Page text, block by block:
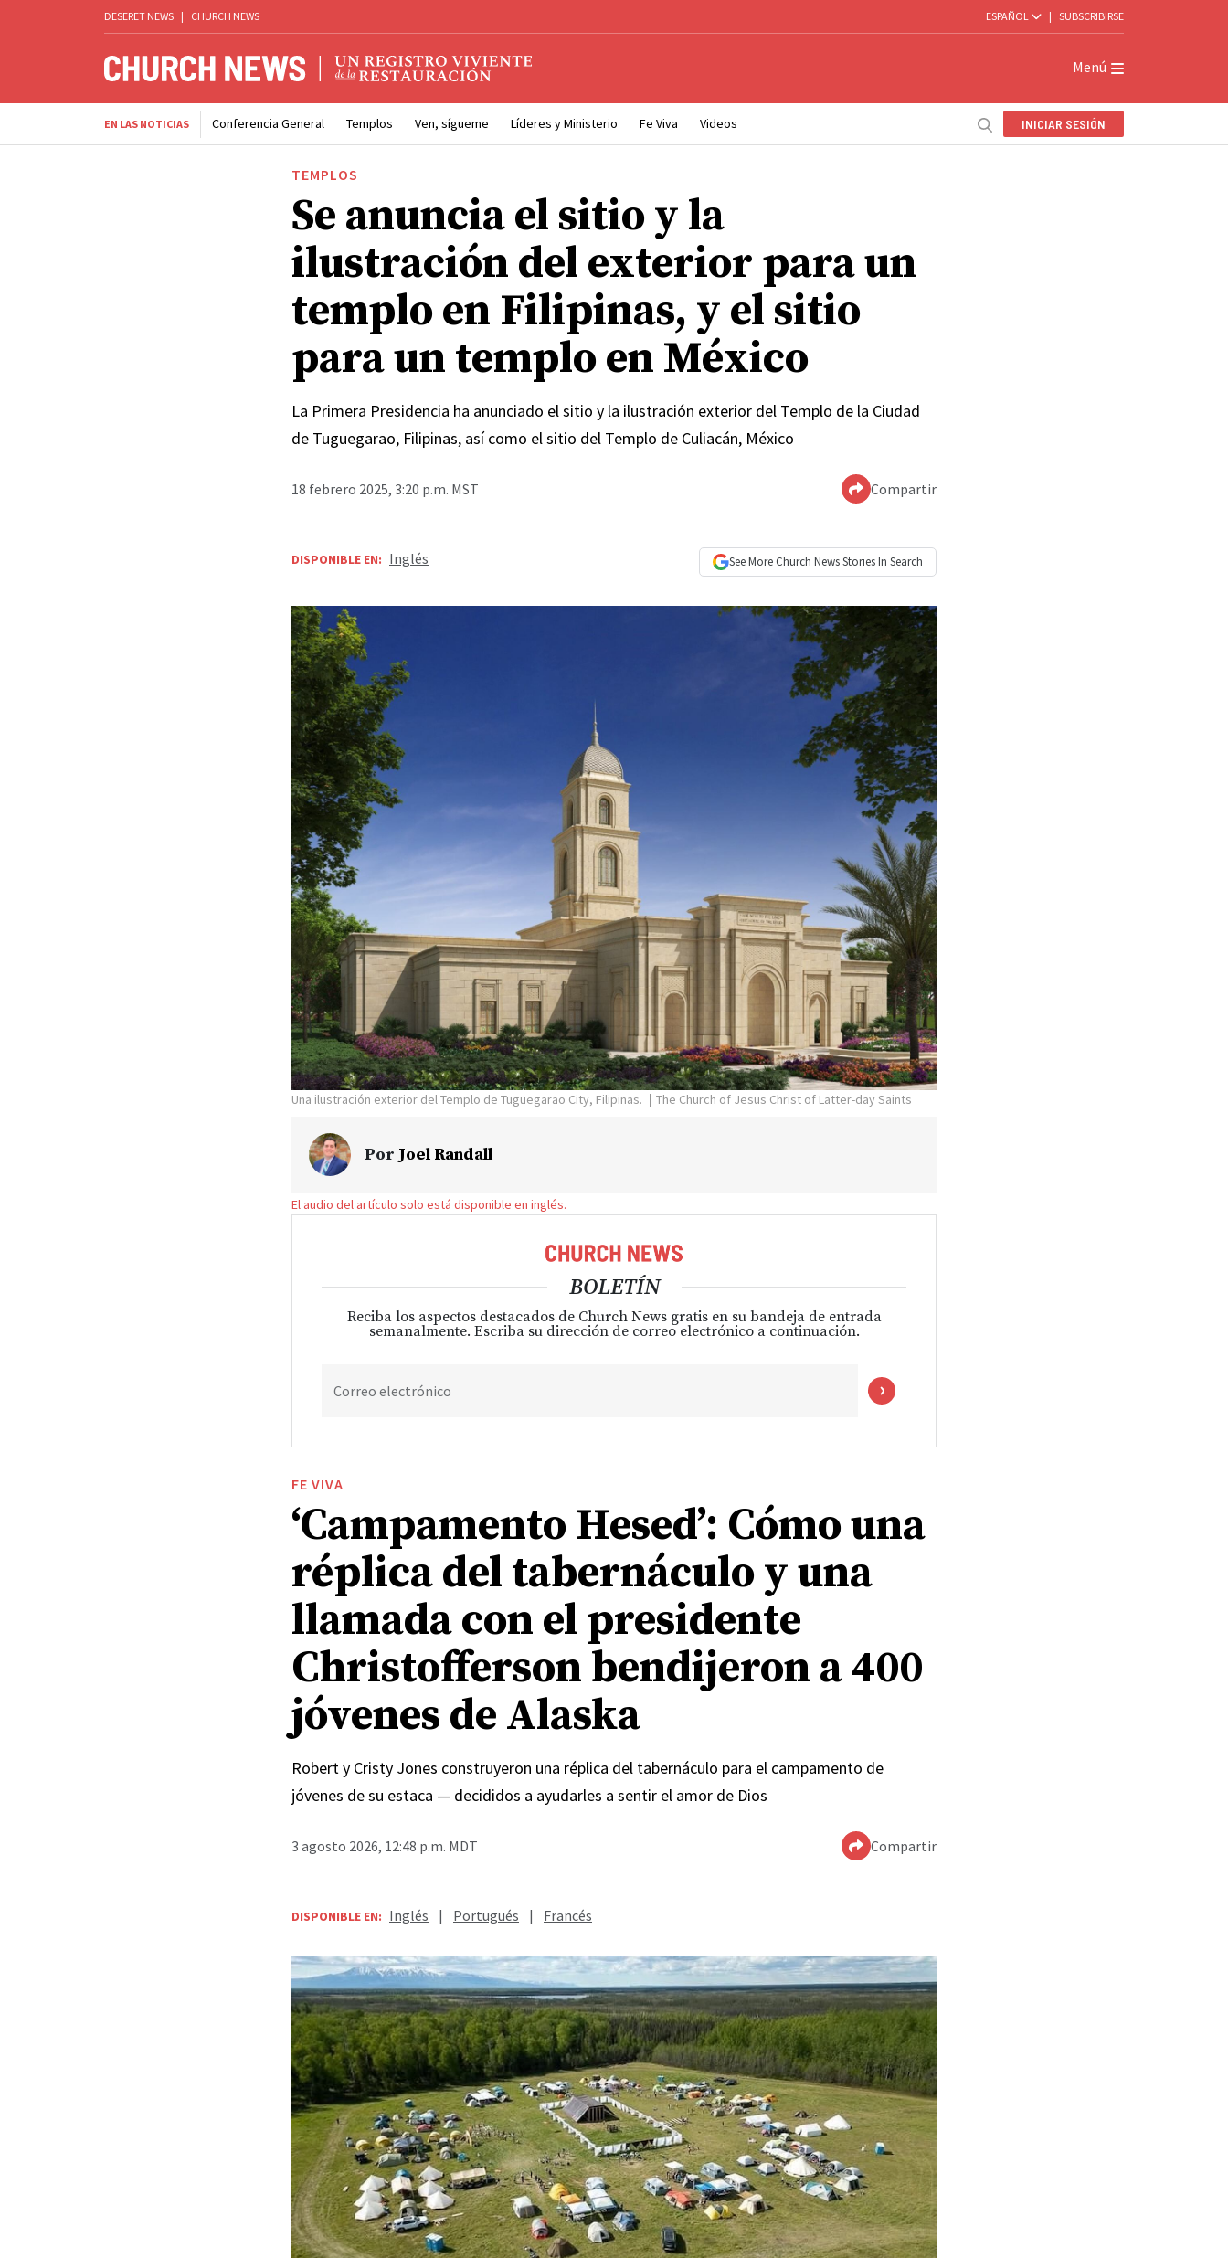
DESERET NEWS | CHURCH NEWS ESPAÑOL | SUBSCRIBIRSE
Menú
EN LAS NOTICIAS Conferencia General Templos Ven, sígueme Líderes y Ministerio Fe Viva Videos INICIAR SESIÓN
TEMPLOS
Se anuncia el sitio y la
ilustración del exterior para un
templo en Filipinas, y el sitio
para un templo en México
La Primera Presidencia ha anunciado el sitio y la ilustración exterior del Templo de la Ciudad
de Tuguegarao, Filipinas, así como el sitio del Templo de Culiacán, México
18 febrero 2025, 3:20 p.m. MST Compartir
DISPONIBLE EN: Inglés See More Church NewsStories In Search
Una ilustración exterior del Templo de Tuguegarao City, Filipinas. The Church of Jesus Christ of Latter-day Saints
Por Joel Randall
El audio del artículo solo está disponible en inglés.
BOLETÍN
Reciba los aspectos destacados de Church News gratis en su bandeja de entrada
semanalmente. Escriba su dirección de correo electrónico a continuación.
Correo electrónico
FE VIVA
‘Campamento Hesed’: Cómo una
réplica del tabernáculo y una
llamada con el presidente
Christofferson bendijeron a 400
jóvenes de Alaska
Robert y Cristy Jones construyeron una réplica del tabernáculo para el campamento de
jóvenes de su estaca — decididos a ayudarles a sentir el amor de Dios
3 agosto 2026, 12:48 p.m. MDT Compartir
DISPONIBLE EN: Inglés | Portugués | Francés